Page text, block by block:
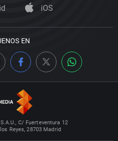
iOS
EN
C/ Fuerteventura 12
Reyes, 28703 Madrid